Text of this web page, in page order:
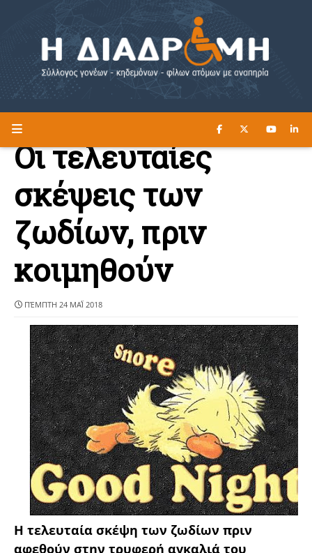
Η ΔΙΑΔΡΟΜΗ ΔΙΑΒΑΣΤΕ ΕΔΩ ►
Οι τελευταίες
σκέψεις των
ζωδίων, πριν
κοιμηθούν
ΠΈΜΠΤΗ 24 ΜΑΪ́ 2018
Η τελευταία σκέψη των ζωδίων πριν
αφεθούν στην τρυφερή αγκαλιά του